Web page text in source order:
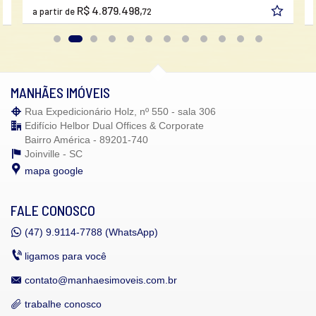
Infra para Veículos Elétricos
Heliponto
Endereço:
Rua 219
Meia Praia
Itapema /SC
ver mapa abaixo
a partir de R$ 4.879.498,72
MANHÃES IMÓVEIS
Rua Expedicionário Holz, nº 550 - sala 306
Edifício Helbor Dual Offices & Corporate
Bairro América - 89201-740
Joinville - SC
mapa google
FALE CONOSCO
(47) 9.9114-7788 (WhatsApp)
ligamos para você
contato@manhaesimoveis.com.br
trabalhe conosco